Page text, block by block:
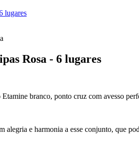
lugares
Rosa - 6 lugares
branco, ponto cruz com avesso
alegria e harmonia a esse conjunto, que